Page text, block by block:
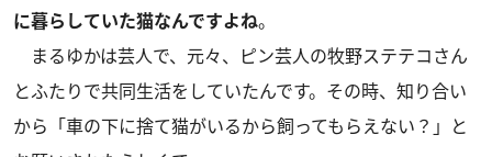
に暮らしていた猫なんですよね。
まるゆかは芸人で、元々、ピン芸人の牧野ステテコさん
とふたりで共同生活をしていたんです。その時、知り合い
から「車の下に捨て猫がいるから飼ってもらえない？」と